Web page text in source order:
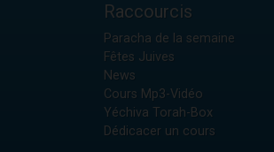
Raccourcis
Paracha de la semaine
Fêtes Juives
News
Cours Mp3-Vidéo
Yéchiva Torah-Box
Dédicacer un cours